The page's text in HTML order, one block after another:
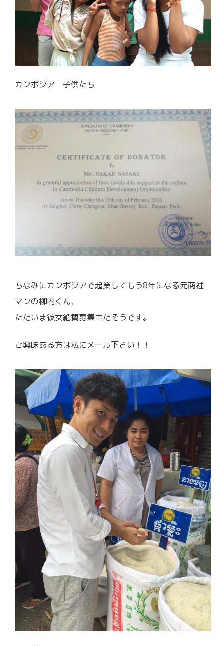
カンボジア 子供たち
ちなみにカンボジアで起業してもう8年になる元商社
マンの柳内くん、
ただいま彼女絶賛募集中だそうです。
ご興味ある方は私にメール下さい！！